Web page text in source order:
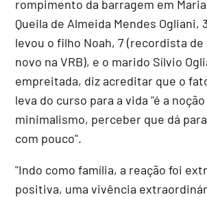
rompimento da barragem em
Queila de Almeida Mendes Ogliani,
levou o filho Noah, 7 (recordista de
novo na VRB), e o marido Sílvio
empreitada, diz acreditar que o
leva do curso para a vida "é a
minimalismo, perceber que dá
com pouco".
"Indo como família, a reação foi
positiva, uma vivência